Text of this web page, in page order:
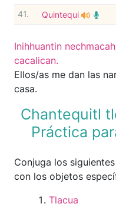
41. Quintequi
Inihhuantin
cacalican.
Ellos/as me dan las
casa.
Chantequitl
Práctica
Conjuga los
con los objetos
Tlacua